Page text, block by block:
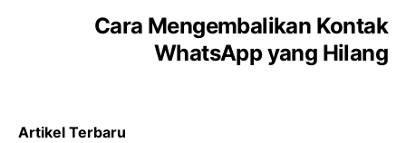
Cara Mengembalikan Kontak
WhatsApp yang Hilang
Artikel Terbaru